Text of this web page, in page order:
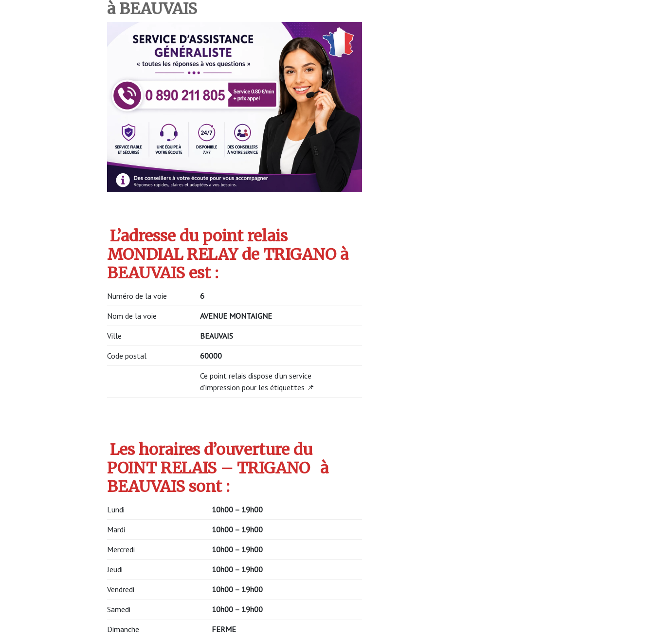
à BEAUVAIS
L’adresse du point relais
MONDIAL RELAY de TRIGANO à
BEAUVAIS est :
Numéro de la voie 6
Nom de la voie AVENUE MONTAIGNE
Ville BEAUVAIS
Code postal 60000
Ce point relais dispose d’un service
d’impression pour les étiquettes 📌
Les horaires d’ouverture du
POINT RELAIS – TRIGANO à
BEAUVAIS sont :
Lundi 10h00 – 19h00
Mardi 10h00 – 19h00
Mercredi 10h00 – 19h00
Jeudi 10h00 – 19h00
Vendredi 10h00 – 19h00
Samedi 10h00 – 19h00
Dimanche FERME